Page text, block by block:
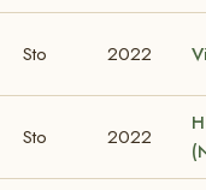
Sto 2022
Sto 2022